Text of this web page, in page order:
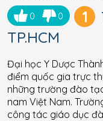
0 0 1
TP.HCM
Đại học Y Dược
điểm quốc gia trực
những trường đào
nam Việt Nam.
công tác giáo dục